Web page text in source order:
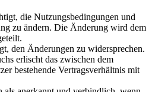
die Nutzungsbedingungen und
zu ändern. Die Änderung wird dem
den Änderungen zu widersprechen.
erlischt das zwischen dem
bestehende Vertragsverhältnis mit